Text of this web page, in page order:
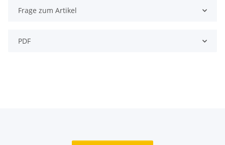
Frage zum Artikel
PDF